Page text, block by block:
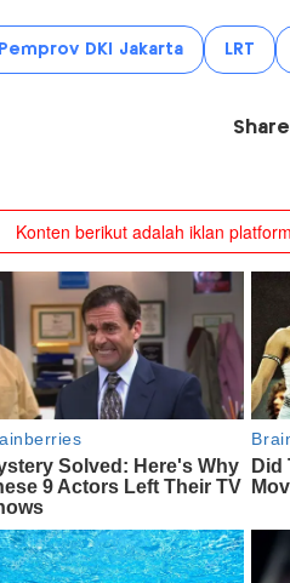
Pemprov DKI Jakarta LRT
Share